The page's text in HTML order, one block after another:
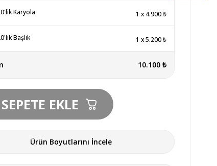
Karyola 1 x 4.900 ₺
Başlık 1 x5.200 ₺
10.100 ₺
Ürün Boyutlarını İncele